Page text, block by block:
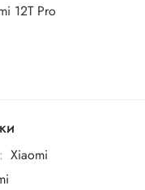
12T Pro
Xiaomi